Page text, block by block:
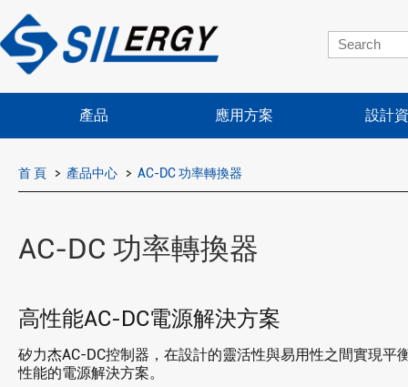
產品 應用方案 設計
首 頁 產品中心 AC-DC 功率轉換器
AC-DC 功率轉換器
高性能AC-DC電源解決方案
矽力杰AC-DC控制器，在設計的靈活性與易用性之間實現
性能的電源解決方案。